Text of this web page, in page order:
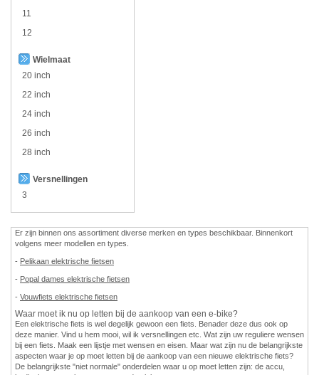
11
12
Wielmaat
20 inch
22 inch
24 inch
26 inch
28 inch
Versnellingen
3
Er zijn binnen ons assortiment diverse merken en types beschikbaar. Binnenkort
volgens meer modellen en types.
- Pelikaan elektrische fietsen
- Popal dames elektrische fietsen
- Vouwfiets elektrische fietsen
Waar moet ik nu op letten bij de aankoop van een e-bike?
Een elektrische fiets is wel degelijk gewoon een fiets. Benader deze dus ook op
deze manier. Vind u hem mooi, wil ik versnellingen etc. Wat zijn uw reguliere wensen
bij een fiets. Maak een lijstje met wensen en eisen. Maar wat zijn nu de belangrijkste
aspecten waar je op moet letten bij de aankoop van een nieuwe elektrische fiets?
De belangrijkste "niet normale" onderdelen waar u op moet letten zijn: de accu,